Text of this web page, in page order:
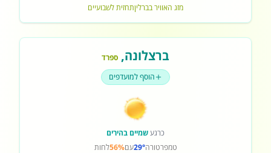
מזג האוויר בברליןתחזית לשבועיים
ברצלונה, ספרד
הוסף למועדפים
כרגעשמיים בהירים
טמפרטורה29°עם56%לחות